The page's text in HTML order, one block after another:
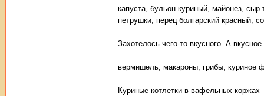
капуста, бульон куриный, майонез,
петрушки, перец болгарский красный,
Захотелось чего-то вкусного. А
вермишель, макароны, грибы, куриное
Куриные котлетки в вафельных коржах